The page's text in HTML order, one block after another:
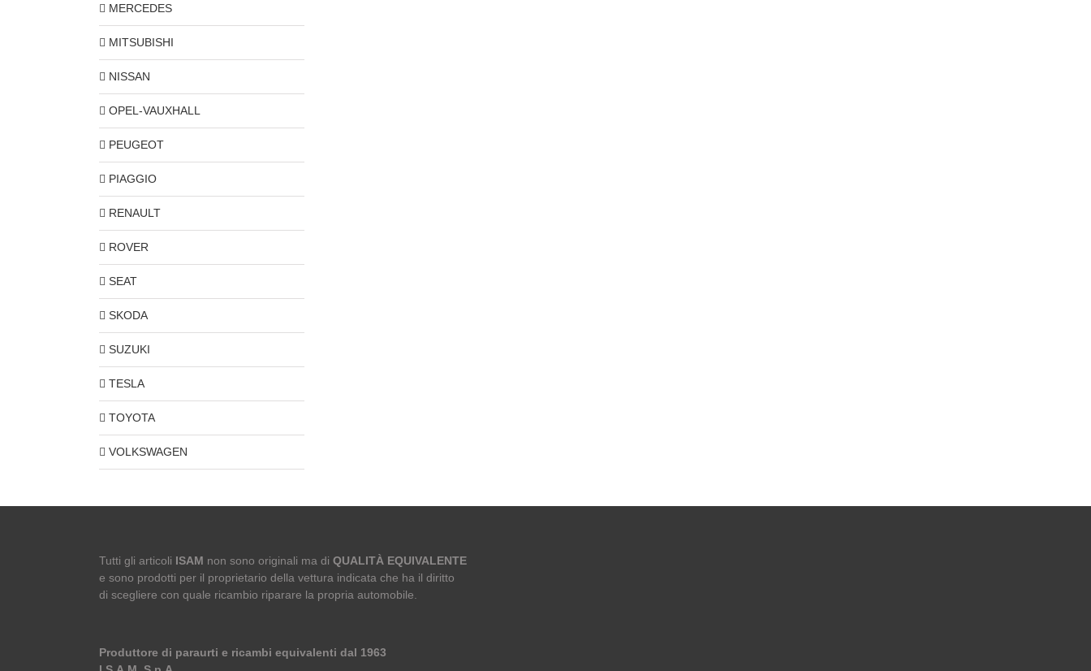
MERCEDES
MITSUBISHI
NISSAN
OPEL-VAUXHALL
PEUGEOT
PIAGGIO
RENAULT
ROVER
SEAT
SKODA
SUZUKI
TESLA
TOYOTA
VOLKSWAGEN
Tutti gli articoli ISAM non sono originali ma di QUALITÀ EQUIVALENTE
e sono prodotti per il proprietario della vettura indicata che ha il diritto
di scegliere con quale ricambio riparare la propria automobile.
Produttore di paraurti e ricambi equivalenti dal 1963